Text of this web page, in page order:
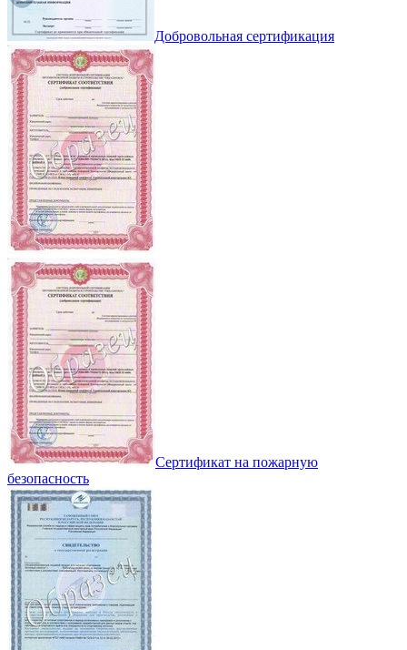
Добровольная сертификация
Сертификат на пожарную
безопасность